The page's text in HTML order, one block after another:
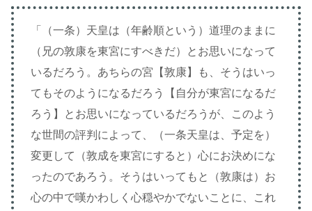
「（一条）天皇は（年齢順という）道理のままに
（兄の敦康を東宮にすべきだ）とお思いになって
いるだろう。あちらの宮【敦康】も、そうはいっ
てもそのようになるだろう【自分が東宮になるだ
ろう】とお思いになっているだろうが、このよう
な世間の評判によって、（一条天皇は、予定を）
変更して（敦成を東宮にすると）心にお決めにな
ったのであろう。そうはいってもと（敦康は）お
心の中で嘆かわしく心穏やかでないことに、これ